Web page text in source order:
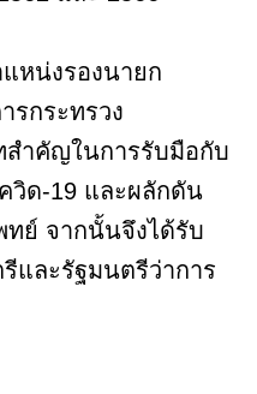
หน่งรองนายก
รกระทรวง
ำคัญในการรับมือกับ
วิด-19 และผลักดัน
ย์ จากนั้นจึงได้รับ
และรัฐมนตรีว่าการ